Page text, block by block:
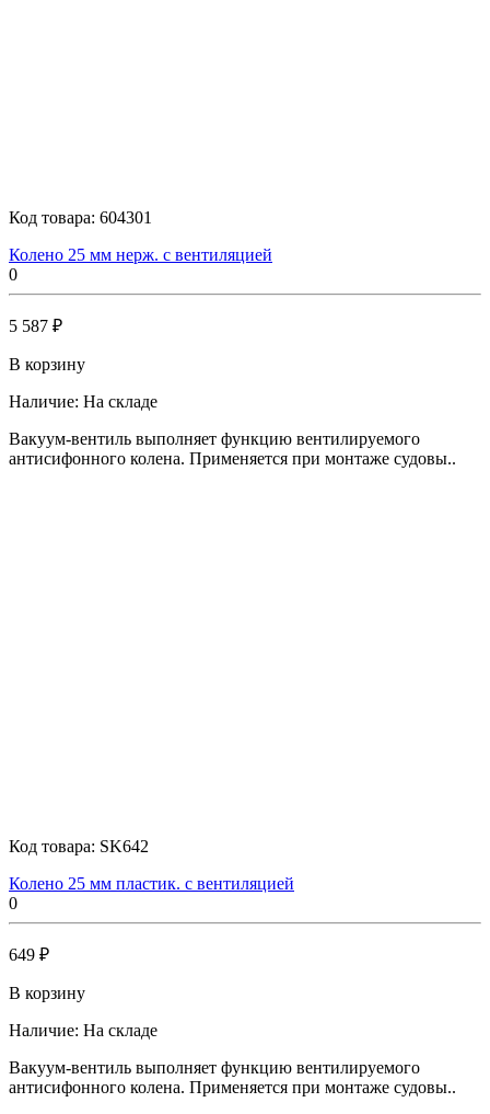
Код товара: 604301
Колено 25 мм нерж. с вентиляцией
0
5 587 ₽
В корзину
Наличие: На складе
Вакуум-вентиль выполняет функцию вентилируемого
антисифонного колена. Применяется при монтаже судовы..
Код товара: SK642
Колено 25 мм пластик. с вентиляцией
0
649 ₽
В корзину
Наличие: На складе
Вакуум-вентиль выполняет функцию вентилируемого
антисифонного колена. Применяется при монтаже судовы..